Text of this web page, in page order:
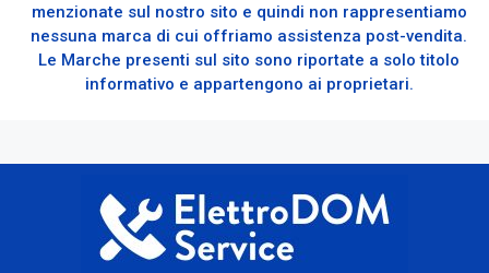
menzionate sul nostro sito e quindi non rappresentiamo
nessuna marca di cui offriamo assistenza post-vendita.
Le Marche presenti sul sito sono riportate a solo titolo
informativo e appartengono ai proprietari.